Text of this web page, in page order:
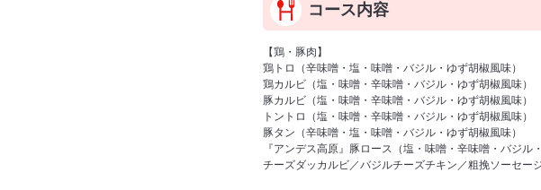
コース内容
【鶏・豚肉】
鶏トロ（辛味噌・塩・味噌・バジル・ゆず胡椒風味）
鶏カルビ（塩・味噌・辛味噌・バジル・ゆず胡椒風味）
豚カルビ（塩・味噌・辛味噌・バジル・ゆず胡椒風味）
トントロ（塩・味噌・辛味噌・バジル・ゆず胡椒風味）
豚タン（辛味噌・塩・味噌・バジル・ゆず胡椒風味）
『アンデス高原』豚ロース（塩・味噌・辛味噌・バジル
チーズダッカルビ／バジルチーズチキン／粗挽ソーセー